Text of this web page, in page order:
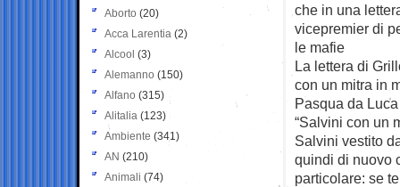
che in una
vicepremier di
le mafie
La lettera di
con un mitra in
Pasqua da
“Salvini con un
Salvini vestito
quindi di nuovo
particolare: se
Aborto (20)
Acca Larentia (2)
Alcool (3)
Alemanno (150)
Alfano (315)
Alitalia (123)
Ambiente (341)
AN (210)
Animali (74)